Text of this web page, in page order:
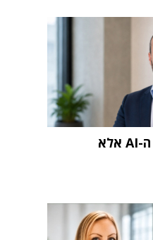
"האתגר הגדול אינו ה-AI אלא